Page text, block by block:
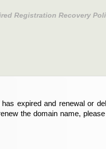
Registration Recovery
expired and renewal or
the domain name,
und die
der Registrant sind und
Sie bitte Ihren Service-